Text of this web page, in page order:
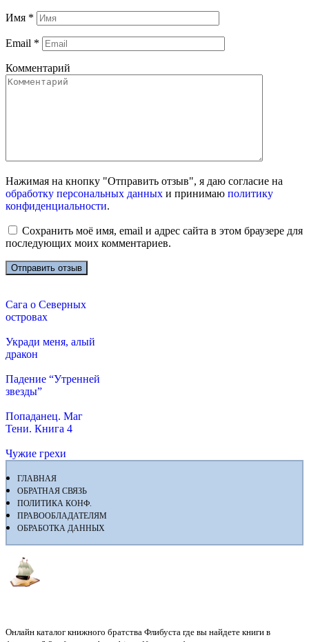
Имя *
Email *
Комментарий
Нажимая на кнопку "Отправить отзыв", я даю согласие на
обработку персональных данных и принимаю политику
конфиденциальности.
Сохранить моё имя, email и адрес сайта в этом браузере для
последующих моих комментариев.
Сага о Северных
островах
Укради меня, алый
дракон
Падение “Утренней
звезды”
Попаданец. Маг
Тени. Книга 4
Чужие грехи
ГЛАВНАЯ
ОБРАТНАЯ СВЯЗЬ
ПОЛИТИКА КОНФ.
ПРАВООБЛАДАТЕЛЯМ
ОБРАБОТКА ДАННЫХ
Онлайн каталог книжного братства Флибуста где вы найдете книги в